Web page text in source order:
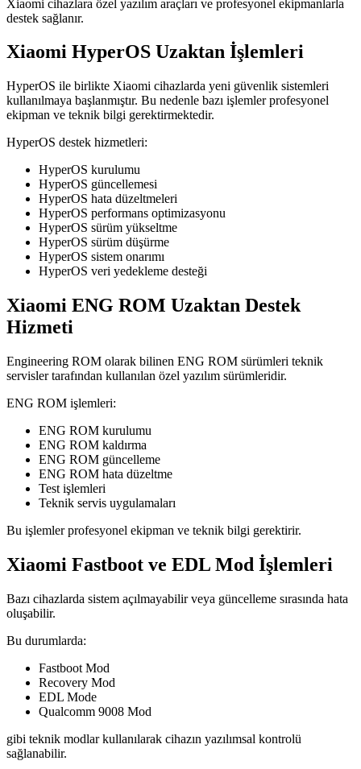
Xiaomi cihazlara özel yazılım araçları ve profesyonel ekipmanlarla
destek sağlanır.
Xiaomi HyperOS Uzaktan İşlemleri
HyperOS ile birlikte Xiaomi cihazlarda yeni güvenlik sistemleri
kullanılmaya başlanmıştır. Bu nedenle bazı işlemler profesyonel
ekipman ve teknik bilgi gerektirmektedir.
HyperOS destek hizmetleri:
HyperOS kurulumu
HyperOS güncellemesi
HyperOS hata düzeltmeleri
HyperOS performans optimizasyonu
HyperOS sürüm yükseltme
HyperOS sürüm düşürme
HyperOS sistem onarımı
HyperOS veri yedekleme desteği
Xiaomi ENG ROM Uzaktan Destek
Hizmeti
Engineering ROM olarak bilinen ENG ROM sürümleri teknik
servisler tarafından kullanılan özel yazılım sürümleridir.
ENG ROM işlemleri:
ENG ROM kurulumu
ENG ROM kaldırma
ENG ROM güncelleme
ENG ROM hata düzeltme
Test işlemleri
Teknik servis uygulamaları
Bu işlemler profesyonel ekipman ve teknik bilgi gerektirir.
Xiaomi Fastboot ve EDL Mod İşlemleri
Bazı cihazlarda sistem açılmayabilir veya güncelleme sırasında hata
oluşabilir.
Bu durumlarda:
Fastboot Mod
Recovery Mod
EDL Mode
Qualcomm 9008 Mod
gibi teknik modlar kullanılarak cihazın yazılımsal kontrolü
sağlanabilir.